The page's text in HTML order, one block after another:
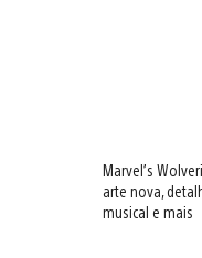
Marvel’s
arte nova,
musical e mais